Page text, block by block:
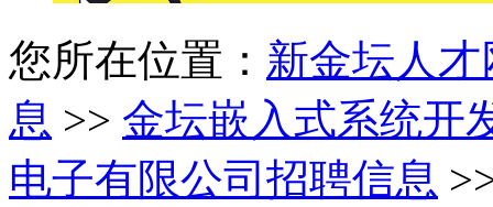
您所在位置： 新金坛人才
息 >> 金坛嵌入式系统开
电子有限公司招聘信息